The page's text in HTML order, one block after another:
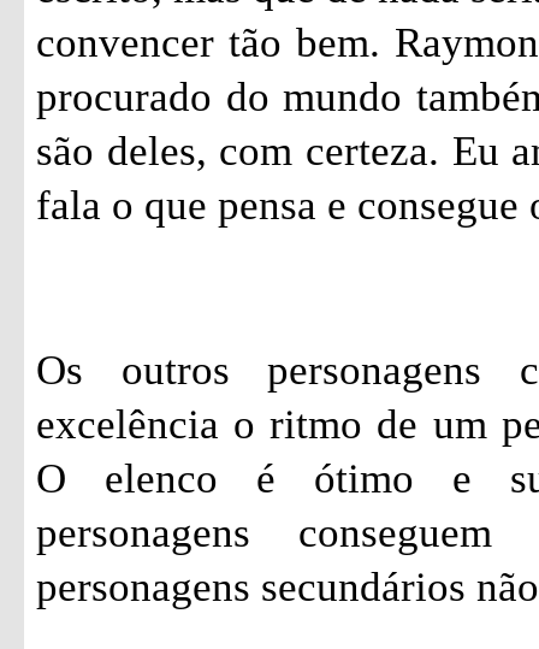
convencer tão bem.
procurado do mundo
são deles, com certeza. Eu
fala o que pensa e consegue
Os outros personagens
excelência o ritmo de um
O elenco é ótimo e
personagens
personagens secundários